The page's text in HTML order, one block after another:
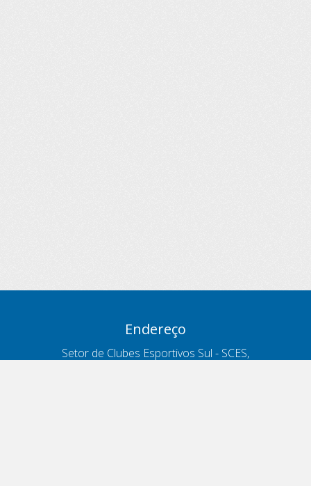
Endereço
Setor de Clubes Esportivos Sul - SCES,